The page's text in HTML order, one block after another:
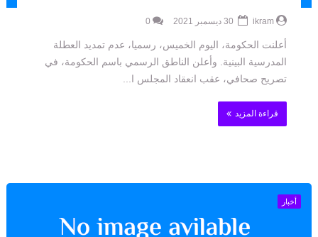
ikram
0
أعلنت الحكومة، اليوم الخميس، رسميا، عدم تمديد العطلة
المدرسية البينية. وأعلن الناطق الرسمي باسم الحكومة، في
تصريح صحافي، عقب انعقاد المجلس ا...
قراءة المزيد
أخبار